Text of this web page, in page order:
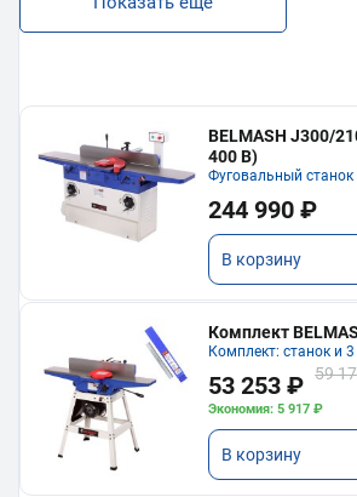
BELMASH J300/
400 В)
Фуговальный станок
244 990 ₽
В корзину
Комплект
Комплект: станок и
53 253 ₽ 59
Экономия: 5 917 ₽
В корзину